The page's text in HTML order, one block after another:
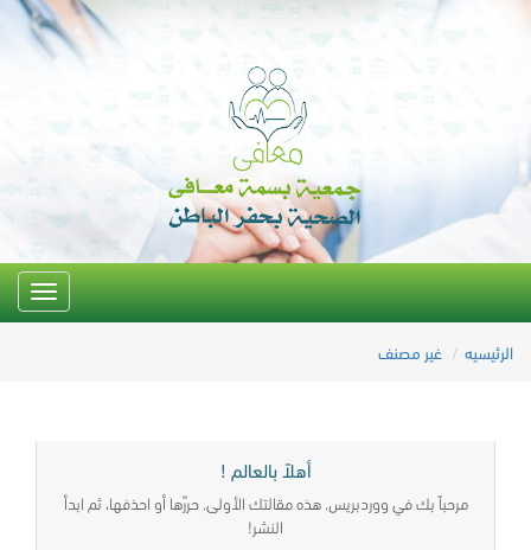
الرئيسيه
غير مصنف
أهلاً بالعالم !
مرحباً بك في ووردبريس. هذه مقالتك الأولى. حررّها أو احذفها، ثم ابدأ
النشر!